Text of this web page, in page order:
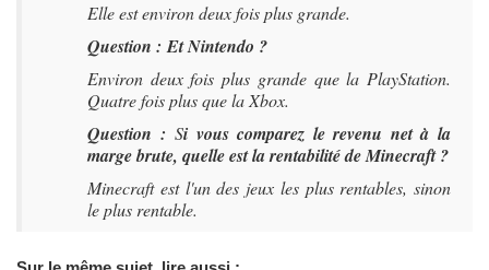
Elle est environ deux fois plus grande.
Question :Et Nintendo ?
Environ deux fois plus grande que la PlayStation.
Quatre fois plus que la Xbox.
Question :Si vous comparez le revenu net à la
marge brute, quelle est la rentabilité de Minecraft ?
Minecraft est l'un des jeux les plus rentables, sinon
le plus rentable.